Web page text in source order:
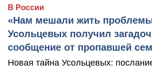
В России
«Нам мешали жить
Усольцевых получил
сообщение от пропавшей
Новая тайна Усольцевых: